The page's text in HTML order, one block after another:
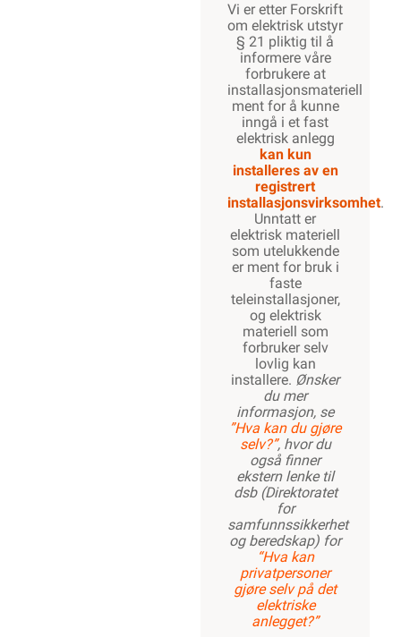
Vi er etter Forskrift
om elektrisk utstyr
§ 21 pliktig til å
informere våre
forbrukere at
installasjonsmateriell
ment for å kunne
inngå i et fast
elektrisk anlegg
kan kun
installeres av en
registrert
installasjonsvirksomhet.
Unntatt er
elektrisk materiell
som utelukkende
er ment for bruk i
faste
teleinstallasjoner,
og elektrisk
materiell som
forbruker selv
lovlig kan
installere. Ønsker
du mer
informasjon, se
”Hva kan du gjøre
selv?”, hvor du
også finner
ekstern lenke til
dsb (Direktoratet
for
samfunnssikkerhet
og beredskap) for
“Hva kan
privatpersoner
gjøre selv på det
elektriske
anlegget?”